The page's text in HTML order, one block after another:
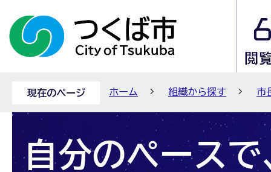
現在のページ ホーム 組織から探す 市
自分のペースで